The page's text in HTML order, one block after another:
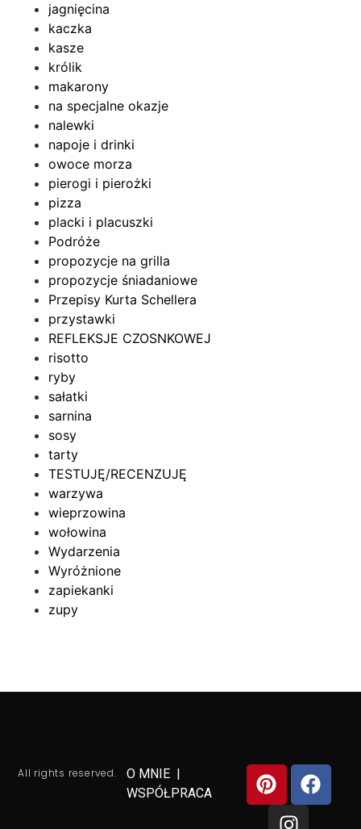
jagnięcina
kaczka
kasze
królik
makarony
na specjalne okazje
nalewki
napoje i drinki
owoce morza
pierogi i pierożki
pizza
placki i placuszki
Podróże
propozycje na grilla
propozycje śniadaniowe
Przepisy Kurta Schellera
przystawki
REFLEKSJE CZOSNKOWEJ
risotto
ryby
sałatki
sarnina
sosy
tarty
TESTUJĘ/RECENZUJĘ
warzywa
wieprzowina
wołowina
Wydarzenia
Wyróżnione
zapiekanki
zupy
All rights reserved. O MNIE |
WSPÓŁPRACA